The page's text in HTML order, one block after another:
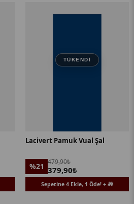
TÜKENDI
Lacivert Pamuk Vual Şal
%21 479,90₺
379,90₺
Sepetine 4 Ekle, 1 Öde! + 🎁